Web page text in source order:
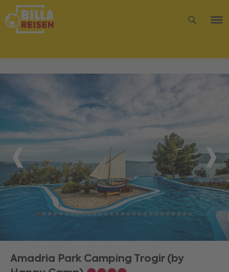
Amadria Park Camping Trogir (by